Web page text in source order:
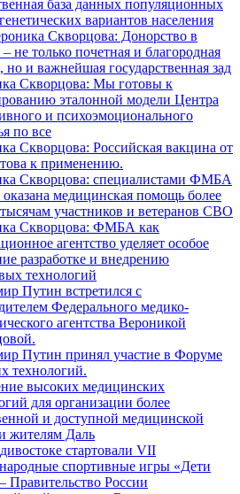
база данных популяционных
вариантов населения
Скворцова: Донорство в
не только почетная и благородная
но и важнейшая государственная зад
Скворцова: Мы готовы к
эталонной модели Центра
и психоэмоционального
по все
Скворцова: Российская вакцина от
к применению.
Скворцова: специалистами ФМБА
медицинская помощь более
участников и ветеранов СВО
Скворцова: ФМБА как
агентство уделяет особое
разработке и внедрению
технологий
Путин встретился с
Федерального медико-
агентства Вероникой
Путин принял участие в Форуме
технологий.
высоких медицинских
для организации более
и доступной медицинской
жителям Даль
стартовали VII
спортивные игры «Дети
Правительство России